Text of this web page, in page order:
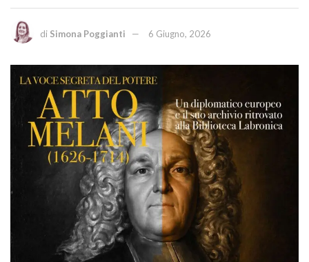
di Simona Poggianti 6 Giugno, 2026